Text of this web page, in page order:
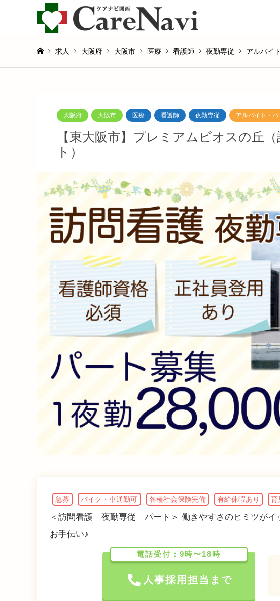
求人 大阪府 大阪市 医療 看護師 夜勤専従 アルバイ
大阪府 大阪市 医療 看護師 夜勤専従 アルバイト・パ
【東大阪市】プレミアムビオスの
ト）
急募 バイク・車通勤可 各種社会保険完備 有給休暇あり 育
＜訪問看護 夜勤専従 パート＞ 働きやすさのヒミツがイ
お手伝い♪
電話受付：9時〜18時
人事採用担当まで